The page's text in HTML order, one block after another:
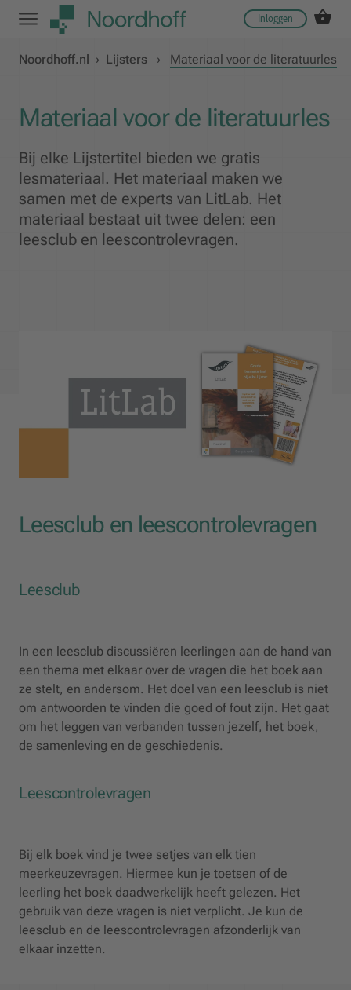
Inloggen
Noordhoff.nl › Lijsters › Materiaal voor de literatuurles
Materiaal voor de literatuurles
Bij elke Lijstertitel bieden we gratis
lesmateriaal. Het materiaal maken we
samen met de experts van LitLab. Het
materiaal bestaat uit twee delen: een
leesclub en leescontrolevragen.
Leesclub en leescontrolevragen
Leesclub
In een leesclub discussiëren leerlingen aan de hand van
een thema met elkaar over de vragen die het boek aan
ze stelt, en andersom. Het doel van een leesclub is niet
om antwoorden te vinden die goed of fout zijn. Het gaat
om het leggen van verbanden tussen jezelf, het boek,
de samenleving en de geschiedenis.
Leescontrolevragen
Bij elk boek vind je twee setjes van elk tien
meerkeuzevragen. Hiermee kun je toetsen of de
leerling het boek daadwerkelijk heeft gelezen. Het
gebruik van deze vragen is niet verplicht. Je kun de
leesclub en de leescontrolevragen afzonderlijk van
elkaar inzetten.